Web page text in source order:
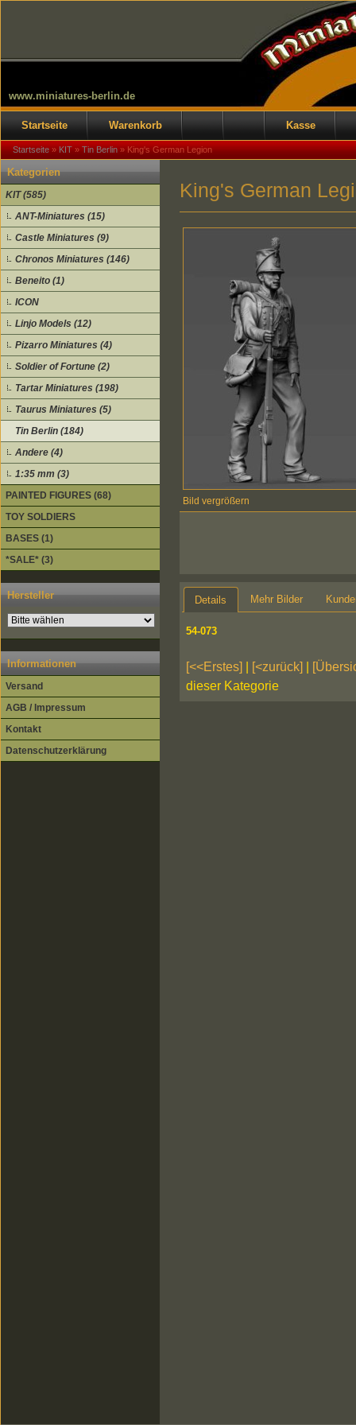
www.miniatures-berlin.de
Startseite Warenkorb Kasse
Startseite»KIT»Tin Berlin»King's German Legion
Kategorien
KIT (585)
ANT-Miniatures (15)
Castle Miniatures (9)
Chronos Miniatures (146)
Beneito (1)
ICON
Linjo Models (12)
Pizarro Miniatures (4)
Soldier of Fortune (2)
Tartar Miniatures (198)
Taurus Miniatures (5)
Tin Berlin (184)
Andere (4)
1:35 mm (3)
PAINTED FIGURES (68)
TOY SOLDIERS
BASES (1)
*SALE* (3)
Hersteller
Informationen
Versand
AGB / Impressum
Kontakt
Datenschutzerklärung
King's German
Bild vergrößern
Details Mehr Bilder
54-073
[<<Erstes] [<zurück]
dieser Kategorie